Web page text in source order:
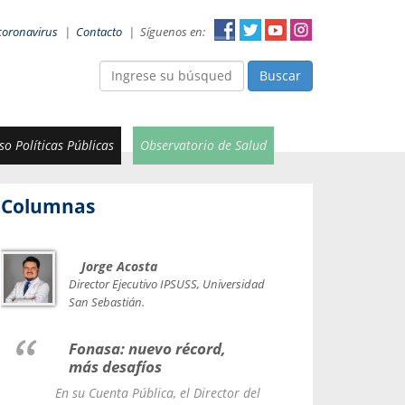
| Contacto | Síguenos en:
Buscar
Políticas Públicas Observatorio de Salud
Columnas
Jorge Acosta
Director Ejecutivo IPSUSS, Universidad
San Sebastián.
Fonasa: nuevo récord,
más desafíos
En su Cuenta Pública, el Director del